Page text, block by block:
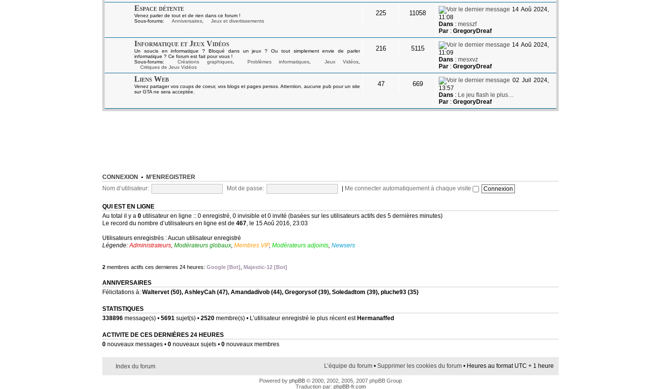
Espace détente
Venez parler de tout et de rien dans ce forum !
Sous-forums:
Anniversaires Jeux et divertissements
225 11058
14 Aoû 2024,
11:08
Dans : messzf
Par: GregoryDreaf
Informatique et Jeux Vidéos
Un soucis en informatique ? Bloqué dans un jeux ? Ou tout simplement envie de parler
informatique ? Ce forum est fait pour vous !
Sous-forums:
Créations graphiques, Problèmes informatiques Jeux Vidéos
Critiques de Jeux Vidéos
216 5115
14 Aoû 2024,
11:09
Dans : mesxvz
Par: GregoryDreaf
Liens Web
Venez partager vos coups de coeur, vos blogs et pages persos. Attention, aucune pub pour un site
sur GTA ne sera acceptée.
47 669
02 Juil 2024,
13:57
Dans : Le jeu flash le plus…
Par: GregoryDreaf
CONNEXION • M’ENREGISTRER
Nom d’utilisateur: Mot de passe: Me connecter automatiquement à chaque visite
QUI EST EN LIGNE
Au total il y a 0 utilisateur en ligne :: 0 enregistré, 0 invisible et 0 invité (basées sur les utilisateurs actifs des 5 dernières minutes)
Le record du nombre d’utilisateurs en ligne est de 467, le 15 Aoû 2016, 23:03
Utilisateurs enregistrés : Aucun utilisateur enregistré
Légende:Administrateurs, Modérateurs globaux, Membres VIP, Modérateurs adjoints, Newsers
2 membres actifs ces dernieres 24 heures: Google [Bot] Majestic-12 [Bot]
ANNIVERSAIRES
Félicitations à: Waltervet (50), AshleyCah (47), Amandadivob (44), Gregorysof (39), Soledadtom (39), pluche93 (35)
STATISTIQUES
338896 message(s) • 5691 sujet(s) • 2520 membre(s) • L’utilisateur enregistré le plus récent est Hermanaffed
ACTIVITE DE CES DERNIÈRES 24 HEURES
0 nouveaux messages • 0 nouveaux sujets • 0 nouveaux membres
Index du forum L’équipe du forum • Supprimer les cookies du forum • Heures au format UTC + 1 heure
Powered by phpBB © 2000, 2002, 2005, 2007 phpBB Group
Traduction par: phpBB-fr.com